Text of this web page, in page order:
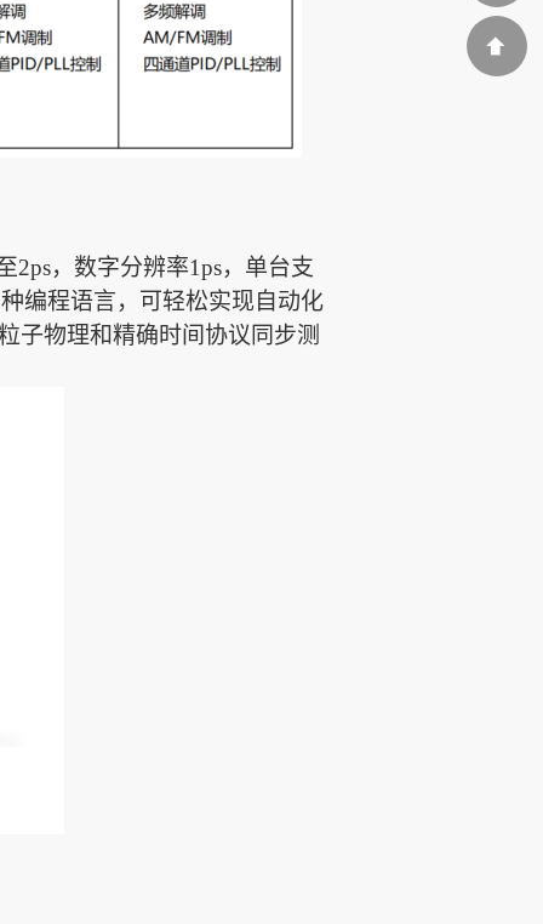
2ps， 数字分辨率1ps， 单台支
编程语言，可轻松实现自动化
子物理和精确时间协议同步测